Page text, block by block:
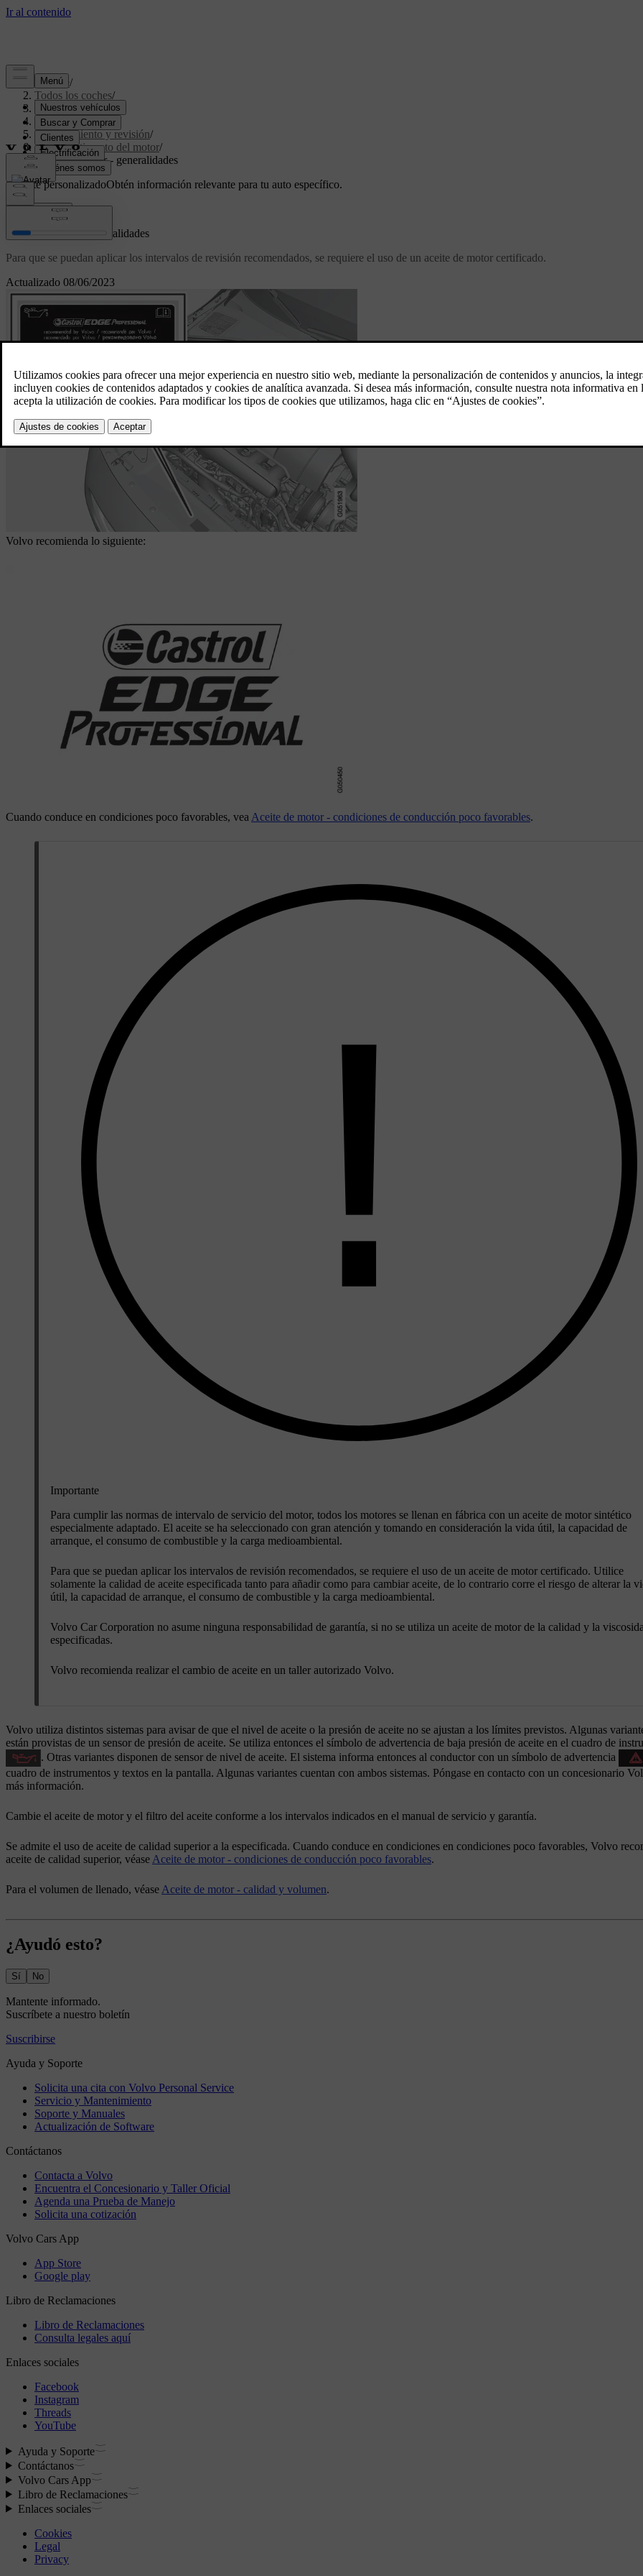
Soporte/
Todos los coches/
V70 2016 /
Manual de usuario
Mantenimiento y revisión/
Compartimento del motor/
Aceite de motor - generalidades
Soporte personalizadoObtén información relevante para tu auto específico.
Iniciar sesión
Actualizado 08/06/2023
Aceite de motor - generalidades
Para que se puedan aplicar los intervalos de revisión recomendados, se requiere el uso de un aceite de motor certificado.
Volvo recomienda lo siguiente:
Cuando conduce en condiciones poco favorables, vea Aceite de motor - condiciones de conducción poco favorables.
Importante
Para cumplir las normas de intervalo de servicio del motor, todos los motores se llenan en fábrica con un aceite de motor sintético
especialmente adaptado. El aceite se ha seleccionado con gran atención y tomando en consideración la vida útil, la capacidad de
arranque, el consumo de combustible y la carga medioambiental.
Para que se puedan aplicar los intervalos de revisión recomendados, se requiere el uso de un aceite de motor certificado. Utilice
solamente la calidad de aceite especificada tanto para añadir como para cambiar aceite, de lo contrario corre el riesgo de alterar la
útil, la capacidad de arranque, el consumo de combustible y la carga medioambiental.
Volvo Car Corporation no asume ninguna responsabilidad de garantía, si no se utiliza un aceite de motor de la calidad y la
especificadas.
Volvo recomienda realizar el cambio de aceite en un taller autorizado Volvo.
Volvo utiliza distintos sistemas para avisar de que el nivel de aceite o la presión de aceite no se ajustan a los límites previstos. Algunas
están provistas de un sensor de presión de aceite. Se utiliza entonces el símbolo de advertencia de baja presión de aceite en el cuadro de
. Otras variantes disponen de sensor de nivel de aceite. El sistema informa entonces al conductor con un símbolo de advertencia
cuadro de instrumentos y textos en la pantalla. Algunas variantes cuentan con ambos sistemas. Póngase en contacto con un concesionario
más información.
Cambie el aceite de motor y el filtro del aceite conforme a los intervalos indicados en el manual de servicio y garantía.
Se admite el uso de aceite de calidad superior a la especificada. Cuando conduce en condiciones en condiciones poco favorables, Volvo
aceite de calidad superior, véase Aceite de motor - condiciones de conducción poco favorables.
Para el volumen de llenado, véase Aceite de motor - calidad y volumen.
¿Ayudó esto?
Sí No